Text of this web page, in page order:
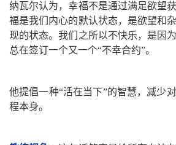
纳瓦尔认为，幸福不是通过满足欲望
福是我们内心的默认状态，是欲望和
现的状态。我们之所以不快乐，是因
总在签订一个又一个“不幸合约”。
他提倡一种“活在当下”的智慧，减少
程本身。